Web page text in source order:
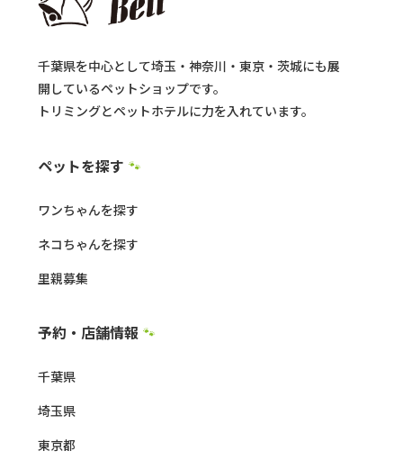
千葉県を中心として埼玉・神奈川・東京・茨城にも展
開しているペットショップです。
トリミングとペットホテルに力を入れています。
ペットを探す 🐾
ワンちゃんを探す
ネコちゃんを探す
里親募集
予約・店舗情報 🐾
千葉県
埼玉県
東京都